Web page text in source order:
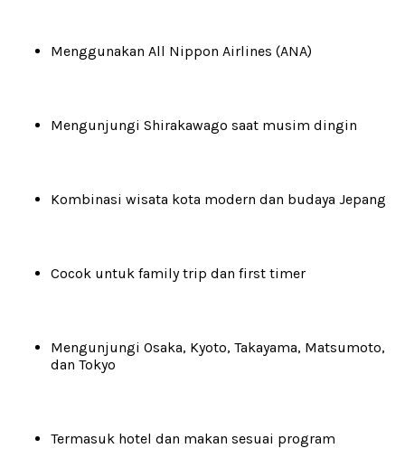
Menggunakan All Nippon Airlines (ANA)
Mengunjungi Shirakawago saat musim dingin
Kombinasi wisata kota modern dan budaya Jepang
Cocok untuk family trip dan first timer
Mengunjungi Osaka, Kyoto, Takayama, Matsumoto,
dan Tokyo
Termasuk hotel dan makan sesuai program